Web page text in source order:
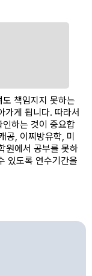
책임지지 못하는
가게 됩니다. 따라서
하는 것이 중요합
공, 이찌방유학, 미
원에서 공부를 못하
있도록 연수기간을